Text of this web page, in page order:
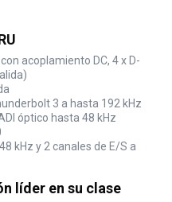
acoplamiento DC, 4 x D-
3 a hasta 192 kHz
óptico hasta 48 kHz
kHz y 2 canales de E/S a
líder en su clase